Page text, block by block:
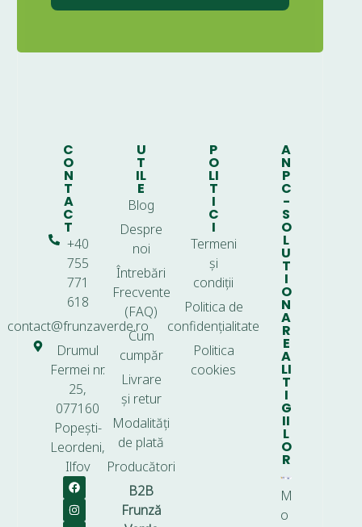
C
O
N
T
A
C
T
+40
755
771
618
contact@frunzaverde.ro
Drumul
Fermei nr.
25,
077160
Popești-
Leordeni,
Ilfov
U
T
IL
E
Blog
Despre
noi
Întrebări
Frecvente
(FAQ)
Cum
cumpăr
Livrare
și retur
Modalități
de plată
Producători
B2B
Frunză
P
O
LI
T
I
C
I
Termeni
și
condiții
Politica de
confidențialitate
Politica
cookies
A
N
P
C
-
S
O
L
U
T
I
O
N
A
R
E
A
LI
T
I
G
II
L
O
R
M
o